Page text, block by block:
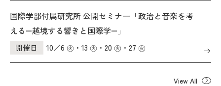
国際学部付属研究所 公開セミナー「政治と音楽を考
える―越境する響きと国際学―」
開催日 10／6 ㊋・13 ㊋・20 ㊋・27 ㊋
View All